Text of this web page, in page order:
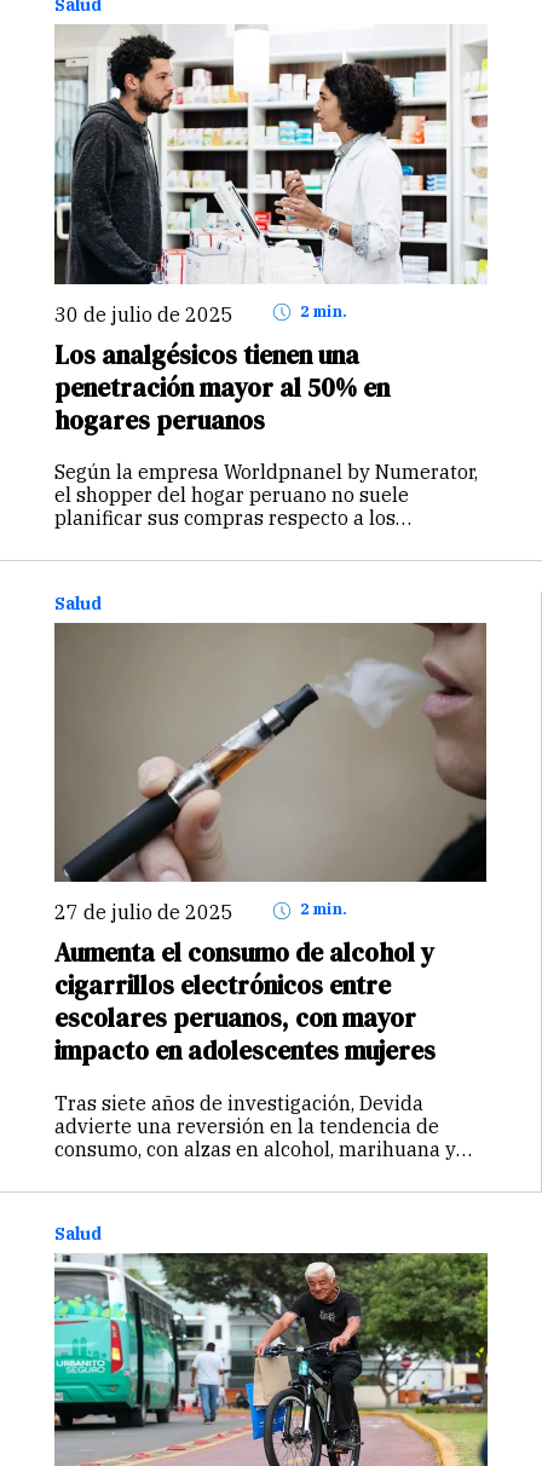
Salud
30 de julio de 2025 2 min.
Los analgésicos tienen una
penetración mayor al 50% en
hogares peruanos
Según la empresa Worldpnanel by Numerator,
el shopper del hogar peruano no suele
planificar sus compras respecto a los
genéricos.
Salud
27 de julio de 2025 2 min.
Aumenta el consumo de alcohol y
cigarrillos electrónicos entre
escolares peruanos, con mayor
impacto en adolescentes mujeres
Tras siete años de investigación, Devida
advierte una reversión en la tendencia de
consumo, con alzas en alcohol, marihuana y
lideran el consumo de alcohol y vaporizadores,
perjudiciales van en aumento.
Salud